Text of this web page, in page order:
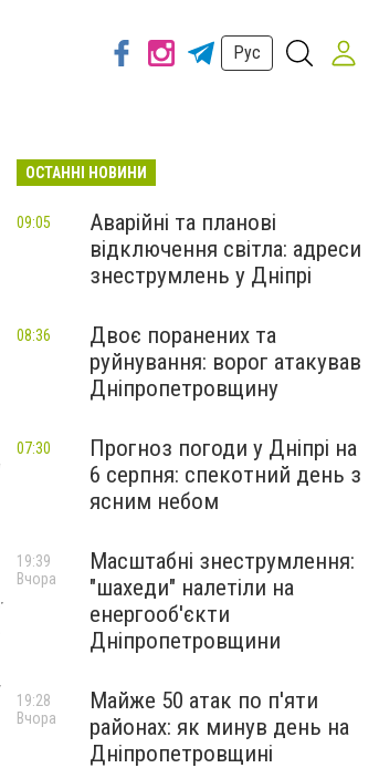
Рус
ОСТАННІ НОВИНИ
Аварійні та планові
відключення світла: адреси
знеструмлень у Дніпрі
09:05
Двоє поранених та
руйнування: ворог атакував
Дніпропетровщину
08:36
Прогноз погоди у Дніпрі на
6 серпня: спекотний день з
ясним небом
07:30
Масштабні знеструмлення:
"шахеди" налетіли на
енергооб'єкти
Дніпропетровщини
19:39
Вчора
Майже 50 атак по п'яти
районах: як минув день на
Дніпропетровщині
19:28
Вчора